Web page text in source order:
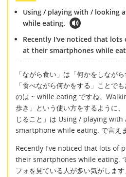
Using / playing with / looking
while eating.
Recently I've noticed that lots
at their smartphones while
「ながら食い」は「何かをしなが
「食べながら何かをする」ことで
のは ~ while eating ですね。
歩き」という使い方をするように
じること」は Using / playing
smartphone while eating. で言えま
Recently I've noticed that lots of
their smartphones while eating.
フォを見ている人が多い気がします